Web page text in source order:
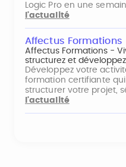
Logic Pro en une
l'actualité
Affectus Formations
Affectus Formations -
structurez et
Développez votre
formation certifiante
structurer votre projet,
l'actualité